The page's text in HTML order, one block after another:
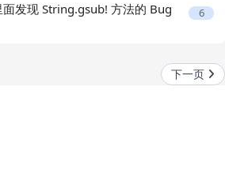
面发现 String.gsub! 方法的 Bug 6
下一页